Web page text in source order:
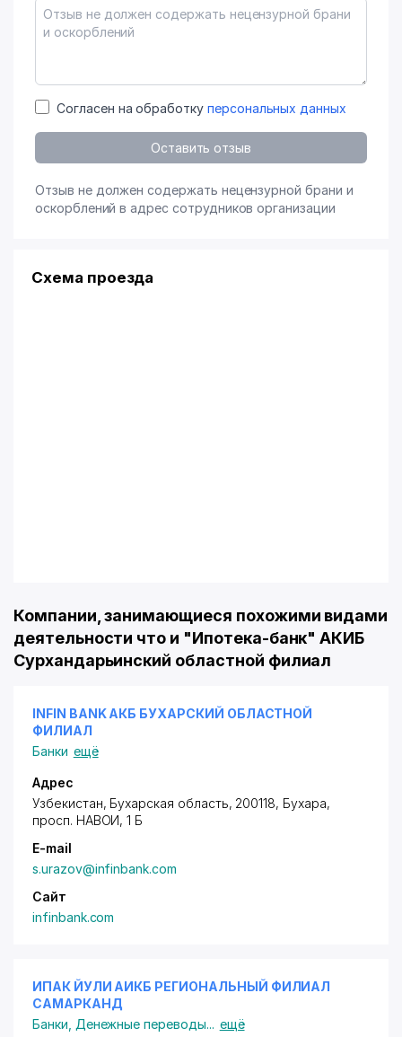
Согласен на обработку персональных данных
Оставить отзыв
Отзыв не должен содержать нецензурной брани и
оскорблений в адрес сотрудников организации
Схема проезда
Компании, занимающиеся похожими видами
деятельности что и "Ипотека-банк" АКИБ
Сурхандарьинский областной филиал
INFIN BANK АКБ БУХАРСКИЙ ОБЛАСТНОЙ
ФИЛИАЛ
Банки ещё
Адрес
Узбекистан, Бухарская область, 200118, Бухара,
просп. НАВОИ, 1 Б
E-mail
s.urazov@infinbank.com
Сайт
infinbank.com
ИПАК ЙУЛИ АИКБ РЕГИОНАЛЬНЫЙ ФИЛИАЛ
САМАРКАНД
Банки Денежные переводы... ещё